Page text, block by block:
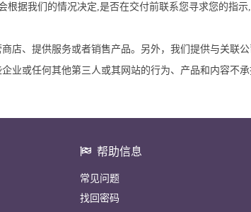
据我们的情况决定,是否在交付前联系您寻求您的指示
店、提供服务或者销售产品。另外，我们提供与关联
业或任何其他第三人或其网站的行为、产品和内容不
帮助信息
常见问题
找回密码